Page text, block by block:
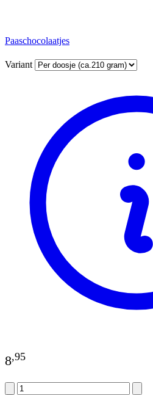
Paaschocolaatjes
Variant
8,95